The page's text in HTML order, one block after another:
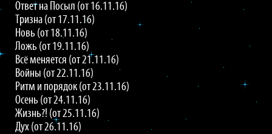
Ответ на Посыл (от 16.11.16)
Тризна (от 17.11.16)
Новь (от 18.11.16)
Ложь (от 19.11.16)
Всё меняется (от 21.11.16)
Войны (от 22.11.16)
Ритм и порядок (от 23.11.16)
Осень (от 24.11.16)
Жизнь?! (от 25.11.16)
Дух (от 26.11.16)